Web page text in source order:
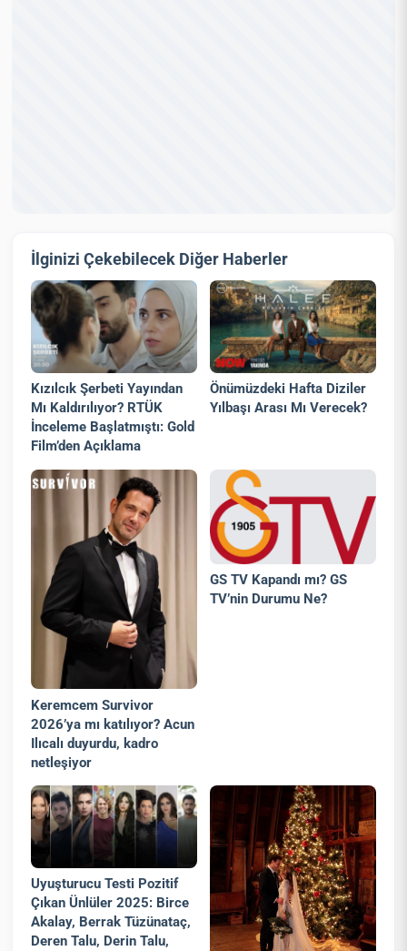
İlginizi Çekebilecek Diğer Haberler
Kızılcık Şerbeti Yayından
Mı Kaldırılıyor? RTÜK
İnceleme Başlatmıştı: Gold
Film’den Açıklama
Önümüzdeki Hafta Diziler
Yılbaşı Arası Mı Verecek?
Keremcem Survivor
2026’ya mı katılıyor? Acun
Ilıcalı duyurdu, kadro
netleşiyor
GS TV Kapandı mı? GS
TV’nin Durumu Ne?
Uyuşturucu Testi Pozitif
Çıkan Ünlüler 2025: Birce
Akalay, Berrak Tüzünataç,
Deren Talu, Derin Talu,